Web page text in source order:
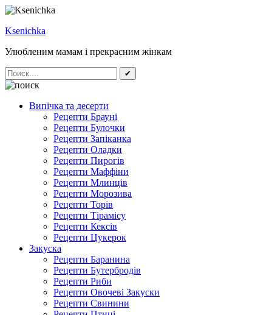
Ksenichka
Улюбленим мамам і прекрасним жінкам
✔
Випічка та десерти
Рецепти Брауні
Рецепти Булочки
Рецепти Запіканка
Рецепти Оладки
Рецепти Пирогів
Рецепти Маффіни
Рецепти Млинців
Рецепти Морозива
Рецепти Торів
Рецепти Тірамісу
Рецепти Кексів
Рецепти Цукерок
Закуска
Рецепти Баранина
Рецепти Бутербродів
Рецепти Риби
Рецепти Овочеві Закуски
Рецепти Свинини